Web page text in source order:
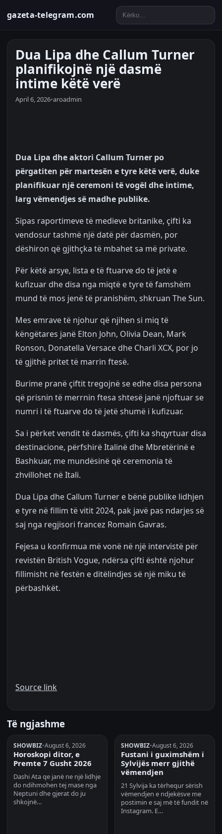
gazeta-telegram.com
Dua Lipa dhe Callum Turner
planifikojnë një dasmë
intime këtë verë
April 6, 2026•aroadmin
Dua Lipa dhe aktori Callum Turner po
përgatiten për martesën e tyre këtë verë, duke
planifikuar një ceremoni të vogël dhe intime,
larg vëmendjes së madhe publike.
Sipas raportimeve të medieve britanike, çifti ka
vendosur tashmë një datë për dasmën, por
dëshiron që gjithçka të mbahet sa më private.
Për këtë arsye, lista e të ftuarve do të jetë e
kufizuar dhe disa nga miqtë e tyre të famshëm
mund të mos jenë të pranishëm, shkruan The Sun.
Mes emrave të njohur që njihen si miq të
këngëtares janë Elton John, Olivia Dean, Mark
Ronson, Donatella Versace dhe Charli XCX, por jo
të gjithë pritet të marrin ftesë.
Burime pranë çiftit tregojnë se edhe disa persona
që prisnin të merrnin ftesa shtesë janë njoftuar se
numri i të ftuarve do të jetë shumë i kufizuar.
Sa i përket vendit të dasmës, çifti ka shqyrtuar disa
destinacione, përfshirë Italinë dhe Mbretërinë e
Bashkuar, me mundësinë që ceremonia të
zhvillohet në Itali.
Dua Lipa dhe Callum Turner e bënë publike lidhjen
e tyre në fillim të vitit 2024, pak javë pas ndarjes së
saj nga regjisori francez Romain Gavras.
Fejesa u konfirmua më vonë në një intervistë për
revistën British Vogue, ndërsa çifti është njohur
fillimisht në festën e ditëlindjes së një miku të
përbashkët.
Source link
Të ngjashme
SHOWBIZ•August 6, 2026
Horoskopi ditor, e
Premte 7 Gusht 2026
Dashi Ata qe janë ne një lidhje
do ndihmohen tej mase nga
Neptuni dhe gjerat do ju
shkojnë…
SHOWBIZ•August 6, 2026
Fustani i guximshëm i
Sylvijës merr gjithë
vëmendjen
21 Sylvija ka tërhequr sërish
vëmendjen e ndjekësve me
postimin e saj më të fundit në
Instagram. E…